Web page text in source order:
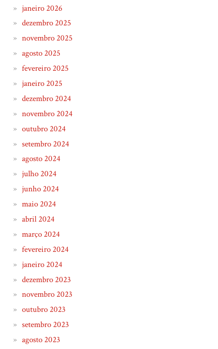
janeiro 2026
dezembro 2025
novembro 2025
agosto 2025
fevereiro 2025
janeiro 2025
dezembro 2024
novembro 2024
outubro 2024
setembro 2024
agosto 2024
julho 2024
junho 2024
maio 2024
abril 2024
março 2024
fevereiro 2024
janeiro 2024
dezembro 2023
novembro 2023
outubro 2023
setembro 2023
agosto 2023